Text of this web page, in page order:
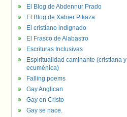
El Blog de Abdennur Prado
El Blog de Xabier Pikaza
El cristiano indignado
El Frasco de Alabastro
Escrituras Inclusivas
Espiritualidad caminante (cristiana y
ecuménica)
Falling poems
Gay Anglican
Gay en Cristo
Gay se nace.